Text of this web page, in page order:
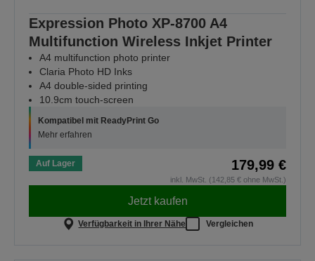
Expression Photo XP-8700 A4
Multifunction Wireless Inkjet Printer
A4 multifunction photo printer
Claria Photo HD Inks
A4 double-sided printing
10.9cm touch-screen
Kompatibel mit ReadyPrint Go
Mehr erfahren
Auf Lager 179,99 €
inkl. MwSt. (142,85 € ohne MwSt.)
Jetzt kaufen
Verfügbarkeit in Ihrer Nähe Vergleichen